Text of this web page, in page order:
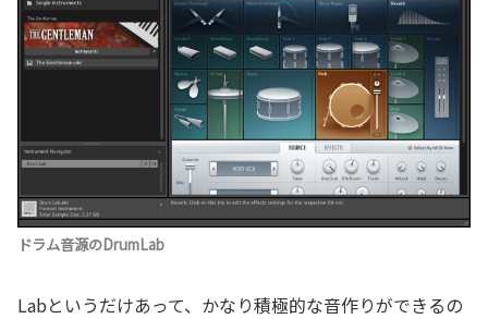
ドラム音源のDrumLab
Labというだけあって、かなり積極的な音作りができるの